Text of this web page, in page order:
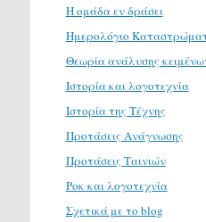
Η ομάδα εν δράσει
Ημερολόγιο
Θεωρία ανάλυσης
Ιστορία και λογοτεχνία
Ιστορία της Τέχνης
Προτάσεις Ανάγνωσης
Προτάσεις Ταινιών
Ροκ και λογοτεχνία
Σχετικά με το blog